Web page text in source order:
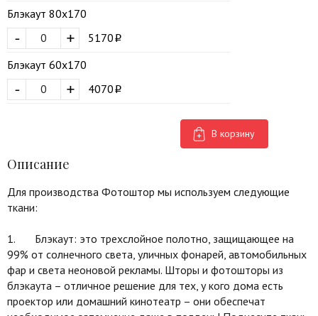
Блэкаут 80х170
+
-
5170
Блэкаут 60х170
+
- 4070
В корзину
Описание
Для производства Фотоштор мы используем следующие
ткани:
1. Блэкаут: это трехслойное полотно, защищающее на
99% от солнечного света, уличных фонарей, автомобильных
фар и света неоновой рекламы. Шторы и фотошторы из
блэкаута – отличное решение для тех, у кого дома есть
проектор или домашний кинотеатр – они обеспечат